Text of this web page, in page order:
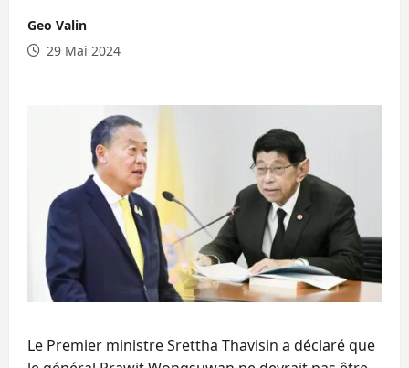
Geo Valin
29 Mai 2024
Le Premier ministre Srettha Thavisin a déclaré que